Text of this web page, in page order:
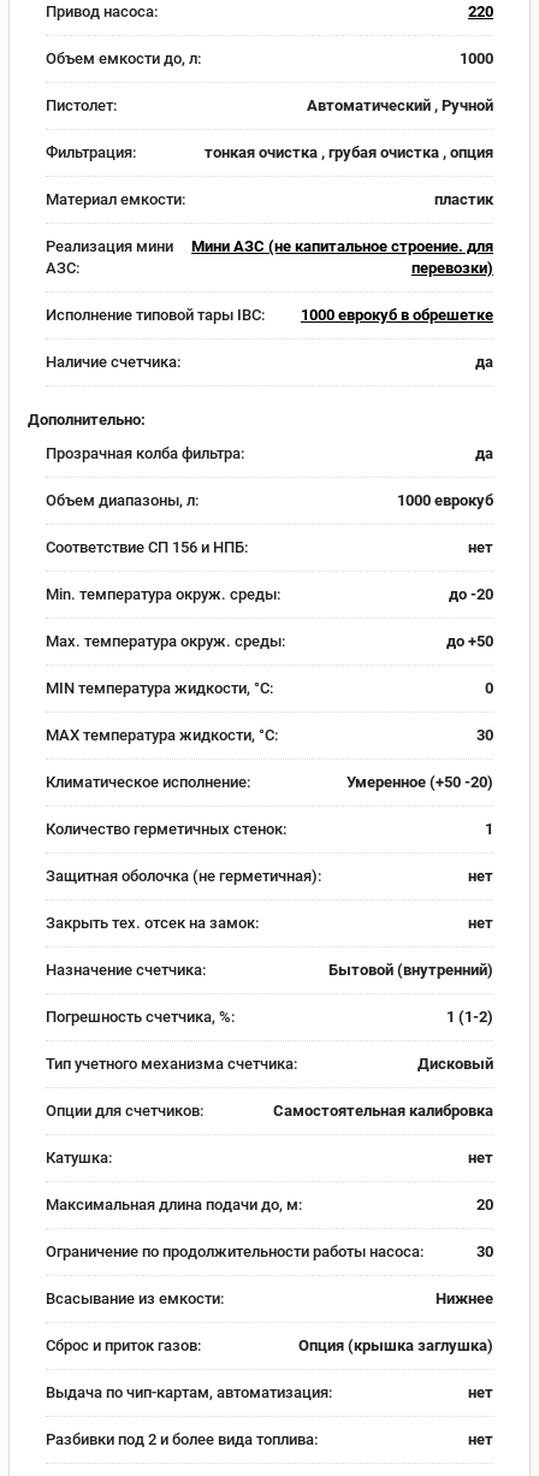
Привод насоса: 220
Объем емкости до, л: 1000
Пистолет: Автоматический , Ручной
Фильтрация: тонкая очистка , грубая очистка , опция
Материал емкости: пластик
Реализация мини
АЗС:
Мини АЗС (не капитальное строение. для
перевозки)
Исполнение типовой тары IBC: 1000 еврокуб в обрешетке
Наличие счетчика: да
Дополнительно:
Прозрачная колба фильтра:
да
Объем диапазоны, л: 1000 еврокуб
Соответствие СП 156 и НПБ: нет
Min. температура окруж. среды: до -20
Max. температура окруж. среды: до +50
MIN температура жидкости, °C: 0
MAX температура жидкости, °C: 30
Климатическое исполнение: Умеренное (+50 -20)
Количество герметичных стенок: 1
Защитная оболочка (не герметичная): нет
Закрыть тех. отсек на замок: нет
Назначение счетчика: Бытовой (внутренний)
Погрешность счетчика, %: 1 (1-2)
Тип учетного механизма счетчика: Дисковый
Опции для счетчиков: Самостоятельная калибровка
Катушка: нет
Максимальная длина подачи до, м: 20
Ограничение по продолжительности работы насоса: 30
Всасывание из емкости: Нижнее
Сброс и приток газов: Опция (крышка заглушка)
Выдача по чип-картам, автоматизация: нет
Разбивки под 2 и более вида топлива: нет